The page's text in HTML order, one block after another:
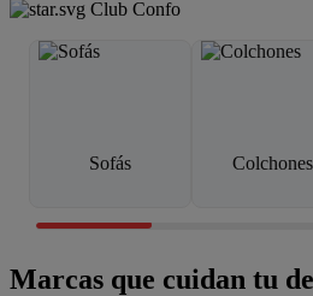
Club Confo
Sofás Colchones
Marcas que cuidan tu